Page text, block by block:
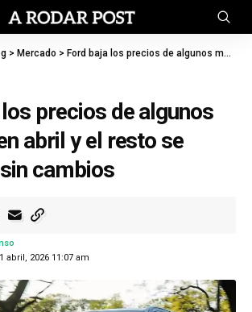
> Mercado > Ford baja los precios de algunos modelos en abril y el resto se mantiene sin cambios
precios de algunos
abril y el resto se
cambios
abril, 2026 11:07 am